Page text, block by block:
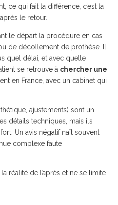
ce qui fait la différence, c’est la
le retour.
le départ la procédure en cas
de décollement de prothèse. Il
quel délai, et avec quelle
se retrouve à chercher une
en France, avec un cabinet qui
ajustements) sont un
détails techniques, mais ils
Un avis négatif naît souvent
complexe faute
réalité de l’après et ne se limite